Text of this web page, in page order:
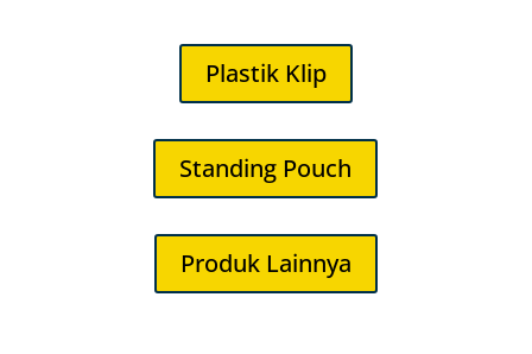
Plastik Klip
Standing Pouch
Produk Lainnya